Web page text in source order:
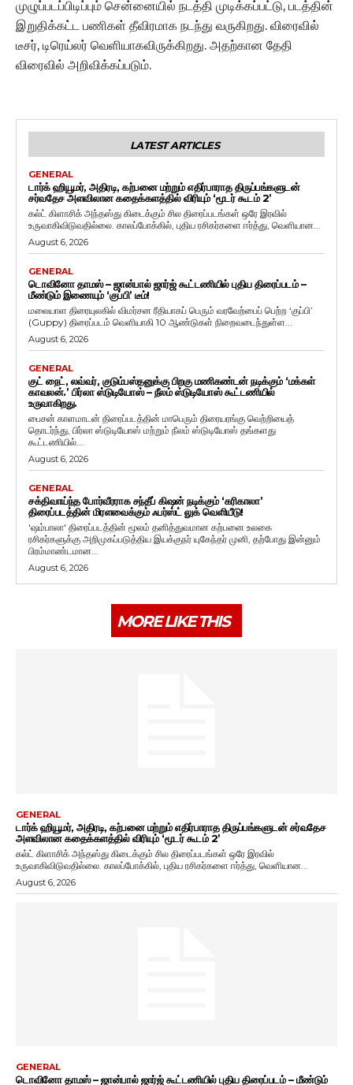
முழுப்படப்பிடிப்பும் சென்னையில் நடத்தி முடிக்கப்பட்டு, படத்தின்
இறுதிக்கட்ட பணிகள் தீவிரமாக நடந்து வருகிறது. விரைவில்
டீசர், டிரெய்லர் வெளியாகவிருக்கிறது. அதற்கான தேதி
விரைவில் அறிவிக்கப்படும்.
LATEST ARTICLES
GENERAL
டார்க் ஹியூமர், அதிரடி, கற்பனை மற்றும் எதிர்பாராத திருப்பங்களுடன்
சர்வதேச அளவிலான கதைக்களத்தில் விரியும் ‘மூடர் கூடம் 2’
கல்ட் கிளாசிக் அந்தஸ்து கிடைக்கும் சில திரைப்படங்கள் ஒரே இரவில்
உருவாகிவிடுவதில்லை. காலப்போக்கில், புதிய ரசிகர்களை ஈர்த்து, வெளியான...
August 6, 2026
GENERAL
டொவினோ தாமஸ் – ஜான்பால் ஜார்ஜ் கூட்டணியில் புதிய திரைப்படம் –
மீண்டும் இணையும் ‘குப்பி’ டீம்!
மலையாள திரையுலகில் விமர்சன ரீதியாகப் பெரும் வரவேற்பைப் பெற்ற ‘குப்பி’
(Guppy) திரைப்படம் வெளியாகி 10 ஆண்டுகள் நிறைவடைந்துள்ள...
August 6, 2026
GENERAL
குட் நைட், லவ்வர், குடும்பஸ்தனுக்கு பிறகு மணிகண்டன் நடிக்கும் ‘மக்கள்
காவலன்.’ பிர்லா ஸ்டுடியோஸ் – நீலம் ஸ்டுடியோஸ் கூட்டணியில்
உருவாகிறது.
பைசன் காளமாடன் திரைப்படத்தின் மாபெரும் திரையரங்கு வெற்றியைத்
தொடர்ந்து, பிர்லா ஸ்டுடியோஸ் மற்றும் நீலம் ஸ்டுடியோஸ் தங்களது
கூட்டணியில்...
August 6, 2026
GENERAL
சக்திவாய்ந்த போர்வீரராக சந்தீப் கிஷன் நடிக்கும் ‘கரிகாலா’
திரைப்படத்தின் மிரளவைக்கும் ஃபர்ஸ்ட் லுக் வெளியீடு!
'ஷம்பாலா' திரைப்படத்தின் மூலம் தனித்துவமான கற்பனை உலகை
ரசிகர்களுக்கு அறிமுகப்படுத்திய இயக்குநர் யுகேந்தர் முனி, தற்போது இன்னும்
பிரம்மாண்டமான...
August 6, 2026
MORE LIKE THIS
GENERAL
டார்க் ஹியூமர், அதிரடி, கற்பனை மற்றும் எதிர்பாராத திருப்பங்களுடன் சர்வதேச
அளவிலான கதைக்களத்தில் விரியும் ‘மூடர் கூடம் 2’
கல்ட் கிளாசிக் அந்தஸ்து கிடைக்கும் சில திரைப்படங்கள் ஒரே இரவில்
உருவாகிவிடுவதில்லை. காலப்போக்கில், புதிய ரசிகர்களை ஈர்த்து, வெளியான...
August 6, 2026
GENERAL
டொவினோ தாமஸ் – ஜான்பால் ஜார்ஜ் கூட்டணியில் புதிய திரைப்படம் – மீண்டும்